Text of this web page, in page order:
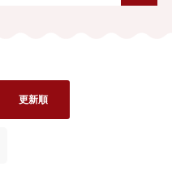
更新順